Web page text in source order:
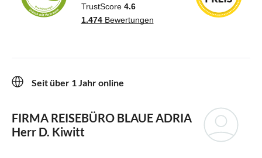
Seit über 1 Jahr online
FIRMA REISEBÜRO BLAUE ADRIA
Herr D. Kiwitt